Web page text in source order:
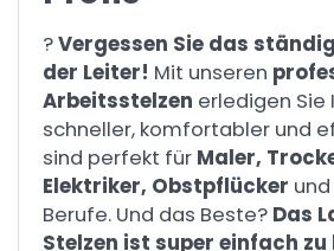
?Vergessen Sie das
der Leiter! Mit unseren
Arbeitsstelzen erledigen Sie
schneller, komfortabler und
sind perfekt für Maler,
Elektriker, Obstpflücker
Berufe. Und das Beste? Das
Stelzen ist super einfach zu